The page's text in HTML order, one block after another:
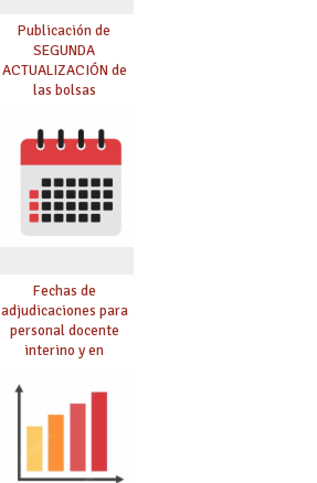
Publicación de
SEGUNDA
ACTUALIZACIÓN de
las bolsas
Cuerpo de Maestros
de especialidades
convocadas a
oposición
Fechas de
adjudicaciones para
personal docente
interino y en
debes saber